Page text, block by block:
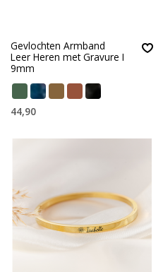
Gevlochten Armband
Leer Heren met Gravure I
9mm
44,90